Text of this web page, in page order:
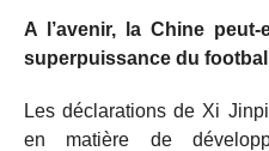
A l’avenir, la Chine
superpuissance du
Les déclarations de Xi
en matière de